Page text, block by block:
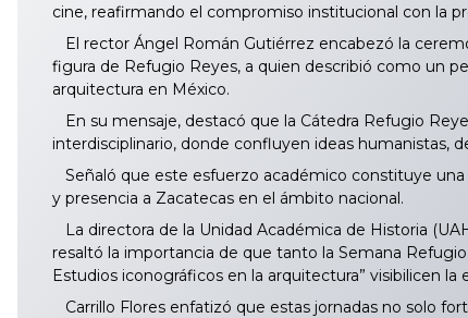
cine, reafirmando el compromiso institucional con la
El rector Ángel Román Gutiérrez encabezó la
figura de Refugio Reyes, a quien describió como un
arquitectura en México.
En su mensaje, destacó que la Cátedra Refugio
interdisciplinario, donde confluyen ideas humanistas,
Señaló que este esfuerzo académico constituye
y presencia a Zacatecas en el ámbito nacional.
La directora de la Unidad Académica de Historia
resaltó la importancia de que tanto la Semana
Estudios iconográficos en la arquitectura” visibilicen
Carrillo Flores enfatizó que estas jornadas no solo